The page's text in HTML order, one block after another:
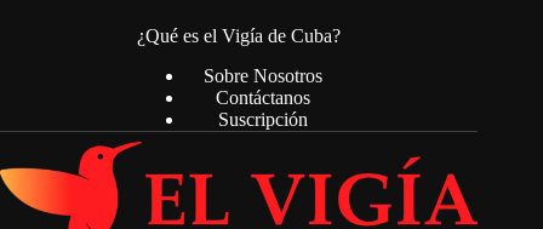
¿Qué es el Vigía de Cuba?
Sobre Nosotros
Contáctanos
Suscripción